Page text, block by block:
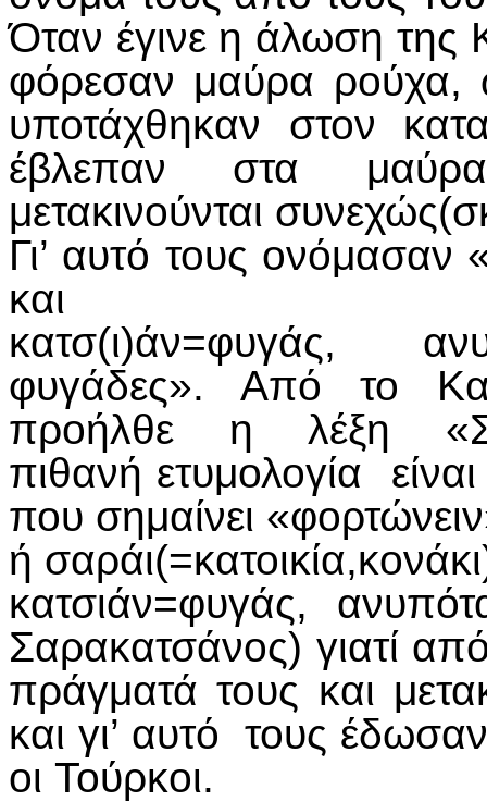
Όταν έγινε η άλωση της
φόρεσαν μαύρα ρούχα,
υποτάχθηκαν στον
έβλεπαν στα
μετακινούνται
Γι’ αυτό τους
και
κατσ(ι)άν=φυγάς,
φυγάδες». Από το
προήλθε η λέξη
πιθανή ετυμολογία
που σημαίνει
ή
κατσιάν=φυγάς,
Σαρακατσάνος) γιατί
πράγματά τους και
και γι’ αυτό τους
οι Τούρκοι.